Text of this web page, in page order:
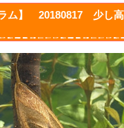
ラム】 20180817 少し